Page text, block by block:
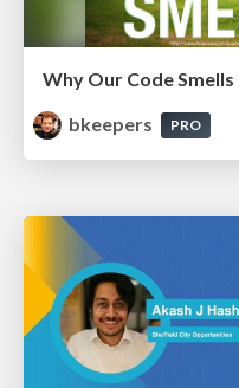
Why Our Code Smells
bkeepers
PRO